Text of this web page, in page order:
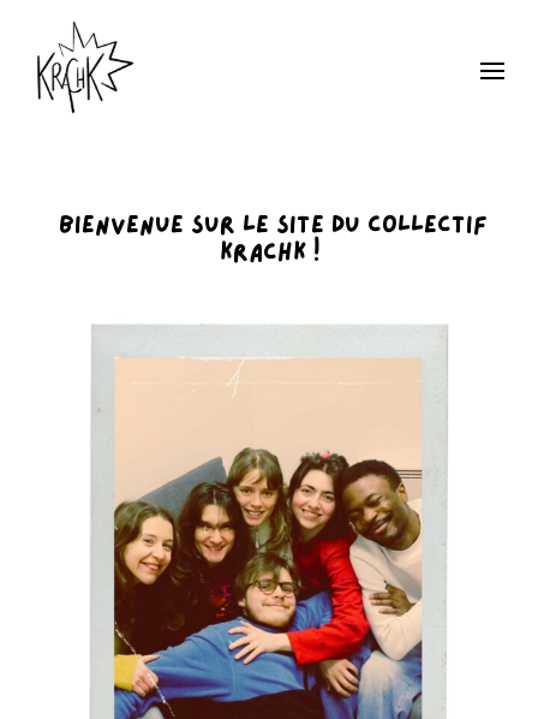
Bienvenue sur le site du Collectif
KRACHK !